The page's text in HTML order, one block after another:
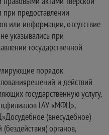
при предоставлении
или информации, отсутствие
указывались при
государственной
порядок
и действий
государственную услугу,
ГАУ «МФЦ»,
(внесудебное)
органов,